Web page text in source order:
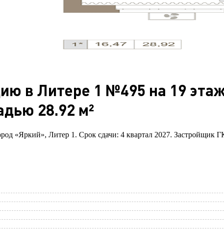
в Литере 1 №495 на 19
28.92 м²
«Яркий», Литер 1. Срок сдачи: 4 квартал 2027. Застройщик